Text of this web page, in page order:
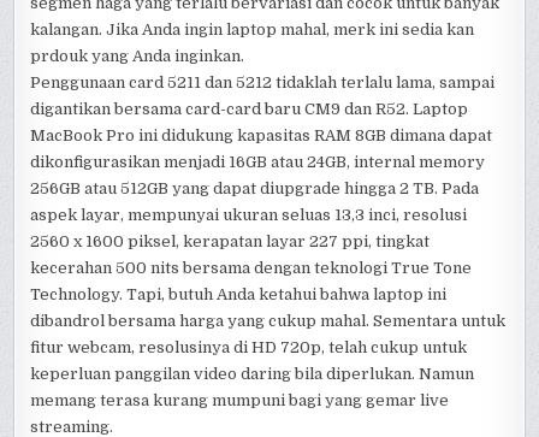
kalangan. Jika Anda ingin laptop mahal, merk ini sedia kan
prdouk yang Anda inginkan.
Penggunaan card 5211 dan 5212 tidaklah terlalu lama, sampai
digantikan bersama card-card baru CM9 dan R52. Laptop
MacBook Pro ini didukung kapasitas RAM 8GB dimana dapat
dikonfigurasikan menjadi 16GB atau 24GB, internal memory
256GB atau 512GB yang dapat diupgrade hingga 2 TB. Pada
aspek layar, mempunyai ukuran seluas 13,3 inci, resolusi
2560 x 1600 piksel, kerapatan layar 227 ppi, tingkat
kecerahan 500 nits bersama dengan teknologi True Tone
Technology. Tapi, butuh Anda ketahui bahwa laptop ini
dibandrol bersama harga yang cukup mahal. Sementara untuk
fitur webcam, resolusinya di HD 720p, telah cukup untuk
keperluan panggilan video daring bila diperlukan. Namun
memang terasa kurang mumpuni bagi yang gemar live
streaming.